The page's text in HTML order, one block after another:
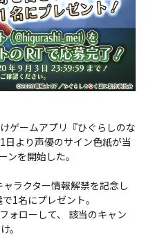
ゲームアプリ『ひぐらしのな
より声優のサイン色紙が当
を開始した。
ラクター情報解禁を記念し
1名にプレゼント。
ォローして、 該当のキャン
。